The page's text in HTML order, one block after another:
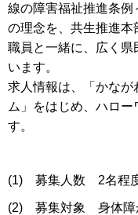
線の障害福祉推進条例
の理念を、共生推進
職員と一緒に、広く県
います。
求人情報は、「かなが
ム」をはじめ、ハロ
す。
(1) 募集人数 2名程
(2) 募集対象 身体障